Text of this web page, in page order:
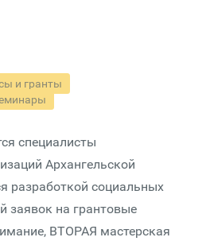
и гранты
специалисты
Архангельской
разработкой социальных
заявок на грантовые
ВТОРАЯ мастерская